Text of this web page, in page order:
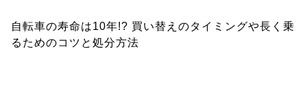
自転車の寿命は10年!? 買い替えのタイミングや長く乗
るためのコツと処分方法